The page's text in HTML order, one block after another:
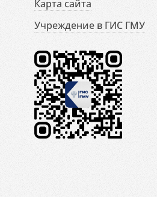
Карта сайта
Учреждение в ГИС ГМУ